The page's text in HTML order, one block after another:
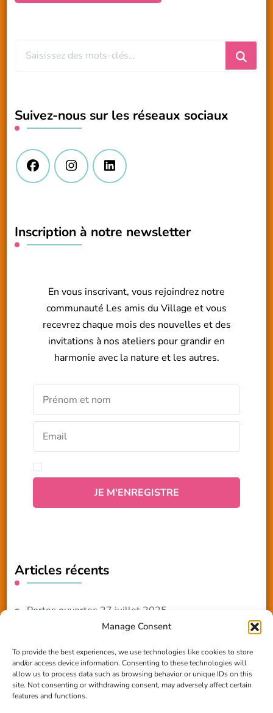
Manage Consent
To provide the best experiences, we use technologies like cookies to store
and/or access device information. Consenting to these technologies will
allow us to process data such as browsing behavior or unique IDs on this
site. Not consenting or withdrawing consent, may adversely affect certain
features and functions.
?
Suivez-nous sur les réseaux sociaux
Inscription à notre newsletter
En vous inscrivant, vous rejoindrez notre
communauté Les amis du Village et vous
recevrez chaque mois des nouvelles et des
invitations à nos ateliers pour grandir en
harmonie avec la nature et les autres.
Articles récents
Portes ouvertes 27 juillet 2025
Reportage TV Com
Construction en terre-paille